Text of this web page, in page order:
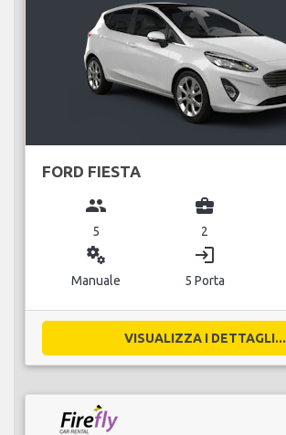
FORD FIESTA
group
5
business_center
2
miscellaneous_services
Manuale
login
5 Porta
VISUALIZZA I DETTAGLI...